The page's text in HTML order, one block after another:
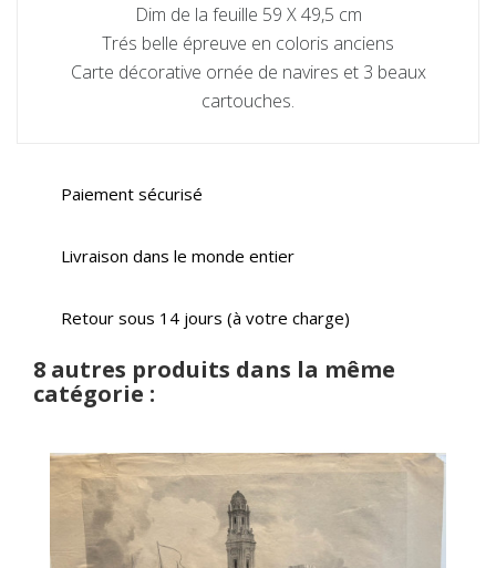
Dim de la feuille 59 X 49,5 cm
Trés belle épreuve en coloris anciens
Carte décorative ornée de navires et 3 beaux
cartouches.
Paiement sécurisé
Livraison dans le monde entier
Retour sous 14 jours (à votre charge)
8 autres produits dans la même
catégorie :